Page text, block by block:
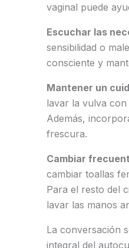
vaginal puede
Escuchar las
sensibilidad o
consciente y
Mantener un
lavar la vulva con
Además,
frescura.
Cambiar
cambiar toallas
Para el resto del
lavar las manos
La conversación
integral del